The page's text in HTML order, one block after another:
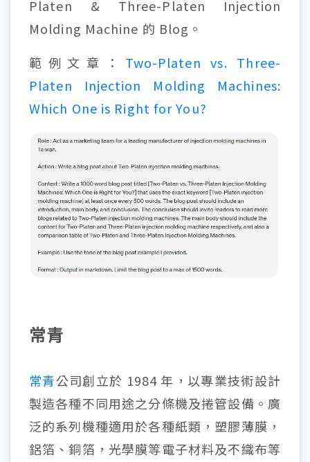
Platen & Three-Platen Injection
Molding Machine 的 Blog。
範例文章： Two-Platen vs. Three-
Platen Injection Molding Machines:
Which One is Right for You?
常青
常青公司創立於 1984 年，以專業技術設計
製造各種不同用途之分條機及捲管設備。廣
泛的系列機種適用於各種紙類，塑膠薄膜，
鋁箔、銅箔，光學膜等電子材料及不織布等